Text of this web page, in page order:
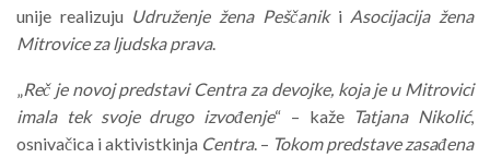
unije realizuju Udruženje žena Peščaniki Asocijacija žena
Mitrovice za ljudska prava.
Reč je novoj predstavi Centra za devojke, koja je u Mitrovici
imala tek svoje drugo izvođenje“ – kaže Tatjana Nikolić,
osnivačica i aktivistkinja Centra. – Tokom predstave zasađena